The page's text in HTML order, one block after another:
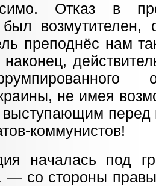
Отказ в
был возмутителен,
преподнёс нам
не имея
выступающим перед
коммунистов!
началась под
— со стороны